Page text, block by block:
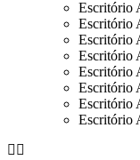
Escritório
Escritório
Escritório
Escritório
Escritório
Escritório
Escritório
Escritório